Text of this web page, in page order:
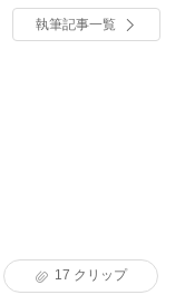
執筆記事一覧
17 クリップ